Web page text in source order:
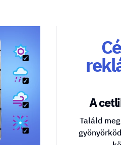
A
Találd meg